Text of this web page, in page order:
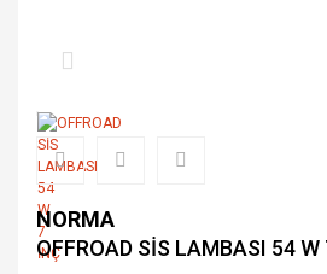
NORMA
OFFROAD SİS LAMBASI 54 W